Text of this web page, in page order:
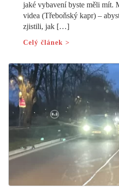
jaké vybavení byste měli mít.
videa (Třeboňský kapr) –
zjistili, jak […]
Celý článek >